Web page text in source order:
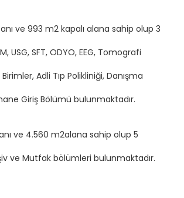
ve 993 m2 kapalı alana sahip olup 3
USG, SFT, ODYO, EEG, Tomografi
Adli Tıp Polikliniği, Danışma
Giriş Bölümü bulunmaktadır.
ve 4.560 m2alana sahip olup 5
ve Mutfak bölümleri bulunmaktadır.